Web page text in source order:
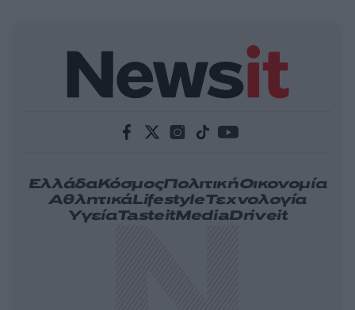
ΕλλάδαΚόσμοςΠολιτικήΟικονομία
ΑθλητικάLifestyleΤεχνολογία
ΥγείαTasteitMediaDriveit